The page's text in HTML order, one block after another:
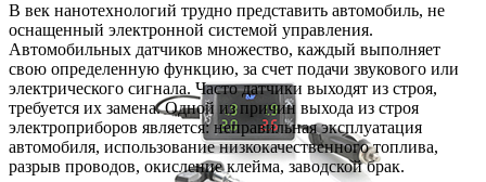
В век нанотехнологий трудно представить автомобиль, не
оснащенный электронной системой управления.
Автомобильных датчиков множество, каждый выполняет
свою определенную функцию, за счет подачи звукового или
электрического сигнала. Часто датчики выходят из строя,
требуется их замена. Одной из причин выхода из строя
электроприборов является: неправильная эксплуатация
автомобиля, использование низкокачественного топлива,
разрыв проводов, окисление клейма, заводской брак.